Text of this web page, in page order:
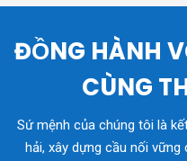
ĐỒNG HÀNH
CÙNG
Sứ mệnh của chúng tôi là
hải, xây dựng cầu nối